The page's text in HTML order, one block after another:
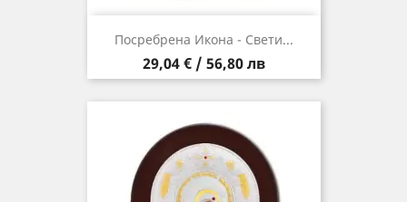
Посребрена Икона - Свети...
Цена
29,04 € / 56,80 лв